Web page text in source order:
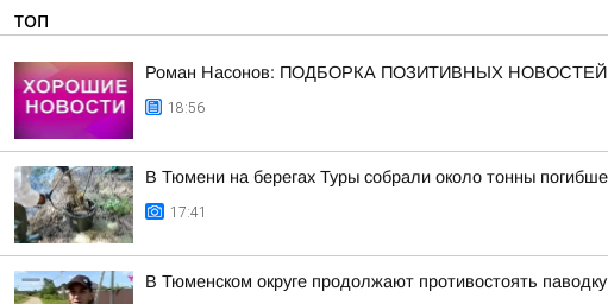
ТОП
Роман Насонов: ПОДБОРКА ПОЗИТИВНЫХ НОВОСТЕЙ
18:56
В Тюмени на берегах Туры собрали около тонны
17:41
В Тюменском округе продолжают противостоять паводку